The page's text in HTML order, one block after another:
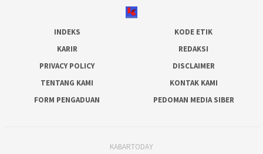
INDEKS
KODE ETIK
KARIR
REDAKSI
PRIVACY POLICY
DISCLAIMER
TENTANG KAMI
KONTAK KAMI
FORM PENGADUAN
PEDOMAN MEDIA SIBER
KABARTODAY